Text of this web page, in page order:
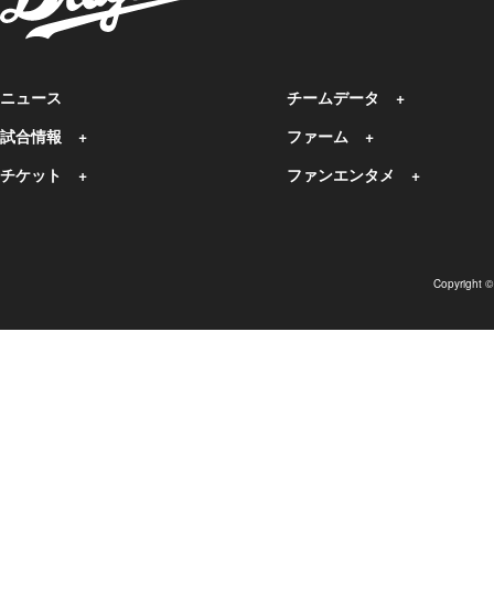
ニュース
試合情報
チケット
チームデータ
ファーム
ファンエンタメ
Copyright